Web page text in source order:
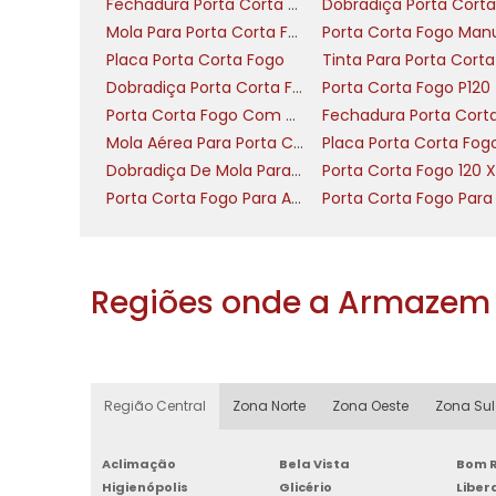
Siga as especificações ABNT e o
manutenção comprovam
ONDE E QUAIS PORTAS
PORTA DUPLA, FOLHA)
{ "sectionTitle": "Onde e quais portas
função e tráfego", "body": [ "Para
compartimentos. Em vestiários ou
garagem, casas de máquinas) exige
Fechadura Porta Corta Fogo
Mola Para Porta Corta Fogo
Placa Porta Corta Fogo
Dobradiça Porta Corta Fogo Com Mola
Porta Corta Fogo P120
Porta Corta Fogo Com Visor
Mola Aérea Para Porta Corta Fogo
Dobradiça De Mola Para Porta Corta Fogo
Porta Corta Fogo Para Apartamento
Regiões onde a
Região Central Zona Norte Zona Oeste Zona Sul
Aclimação Bela Vista Bom
Higienópolis
Glicério